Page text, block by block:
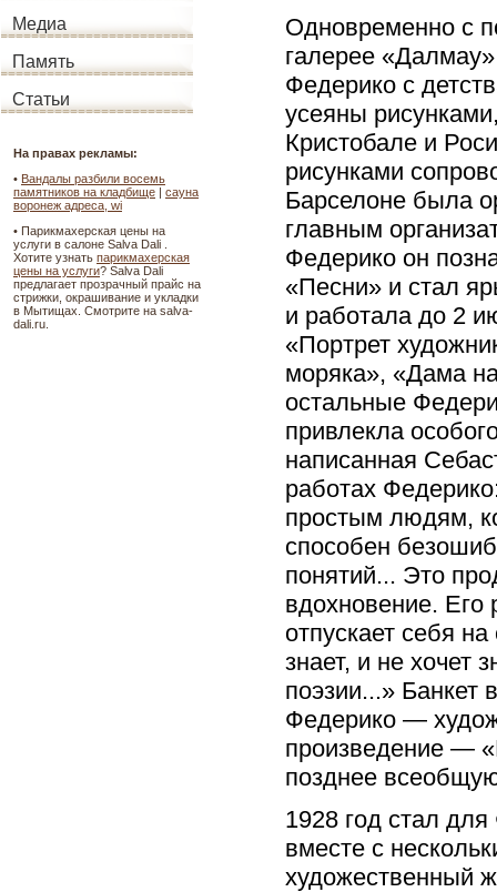
Медиа
Память
Статьи
На правах рекламы:
• Вандалы разбили восемь
памятников на кладбище | сауна
воронеж адреса, wi
• Парикмахерская цены на
услуги в салоне Salva Dali .
Хотите узнать парикмахерская
цены на услуги? Salva Dali
предлагает прозрачный прайс на
стрижки, окрашивание и укладки
в Мытищах. Смотрите на salva-
dali.ru.
Одновременно с
галерее
Федерико с
усеяны
Кристобале и
рисунками
Барселоне была
главным
Федерико он
«Песни» и стал
и работала до 2
«Портрет
моряка», «Дама
остальные
привлекла
написанная
работах
простым людям,
способен
понятий... Это
вдохновение. Его
отпускает себя
знает, и не хочет
поэзии...» Банкет
Федерико —
произведение —
позднее
1928 год стал
вместе с
художественный